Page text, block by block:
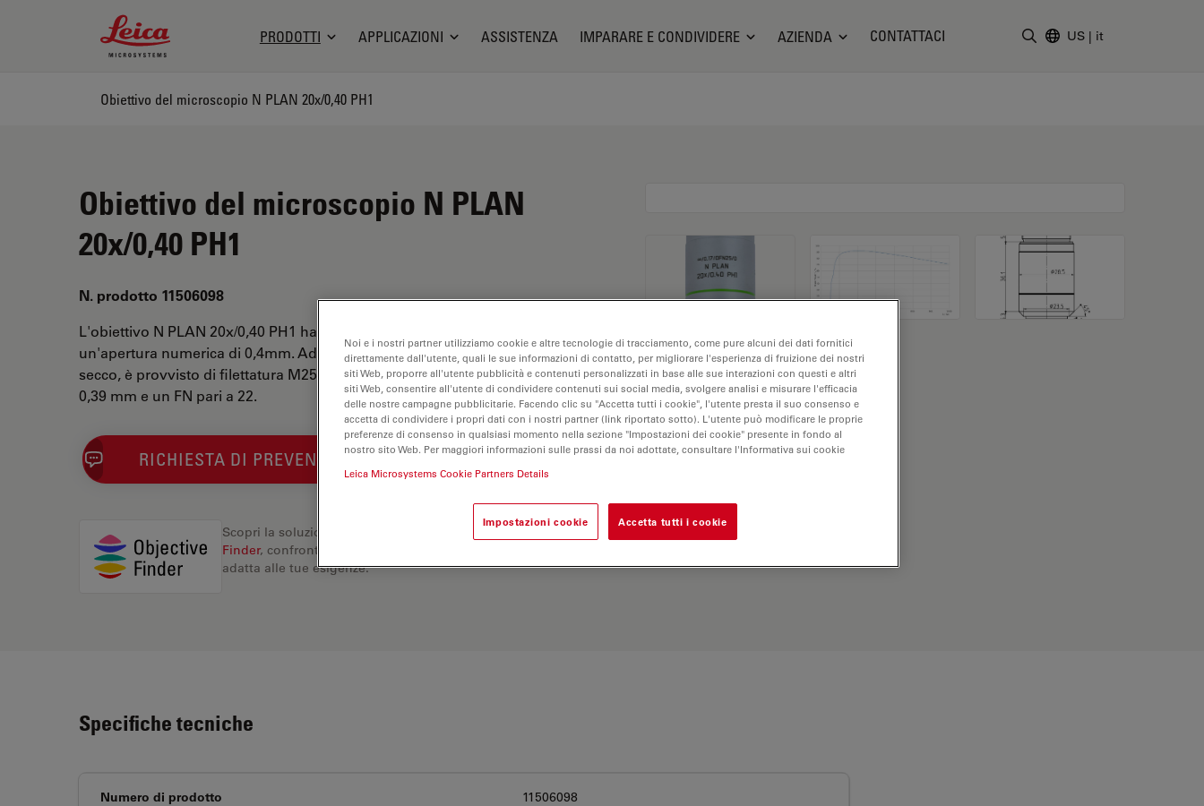
Leica Microsystems Logo
PRODOTTI APPLICAZIONI ASSISTENZA IMPARARE E CONDIVIDERE AZIENDA CONTATTACI US | it
Obiettivo del microscopio N PLAN 20x/0,40 PH1
Obiettivo del microscopio N PLAN
20x/0,40 PH1
N. prodotto 11506098
L'obiettivo N PLAN 20x/0,40 PH1 ha un ingrandimento di 20X e
un'apertura numerica di 0,4mm. Adatto per l'analisi dei campioni a
secco, è provvisto di filettatura M25, con una distanza di lavoro libera di
0,39 mm e un FN pari a 22.
RICHIESTA DI PREVENTIVO
Scopri la soluzione perfetta. Esplora il nostro
Finder, confronta le alternative e trova l’opzione più
adatta alle tue esigenze.
Specifiche tecniche
Numero di prodotto 11506098
Noi e i nostri partner utilizziamo cookie e altre tecnologie di tracciamento, come pure alcuni dei dati fornitici
direttamente dall'utente, quali le sue informazioni di contatto, per migliorare l'esperienza di fruizione dei nostri
siti Web, proporre all'utente pubblicità e contenuti personalizzati in base alle sue interazioni con questi e altri
siti Web, consentire all'utente di condividere contenuti sui social media, svolgere analisi e misurare l'efficacia
delle nostre campagne pubblicitarie. Facendo clic su "Accetta tutti i cookie", l'utente presta il suo consenso e
accetta di condividere i propri dati con i nostri partner (link riportato sotto). L'utente può modificare le proprie
preferenze di consenso in qualsiasi momento nella sezione "Impostazioni dei cookie" presente in fondo al
nostro sito Web. Per maggiori informazioni sulle prassi da noi adottate, consultare l'Informativa sui cookie
Leica Microsystems Cookie Partners Details
Impostazioni cookie Accetta tutti i cookie